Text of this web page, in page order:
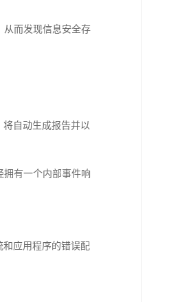
从而发现信息安全存
自动生成报告并以
拥有一个内部事件响
和应用程序的错误配